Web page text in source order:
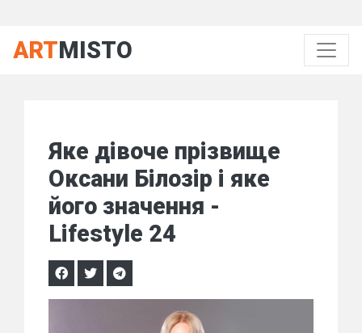
ARTMISTO
Яке дівоче прізвище
Оксани Білозір і яке
його значення -
Lifestyle 24